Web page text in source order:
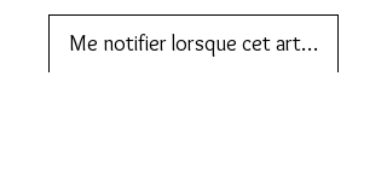
Me notifier lorsque cet article est